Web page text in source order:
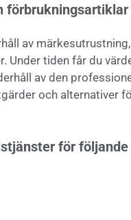
förbrukningsartiklar
av
Under tiden får du
av den
och alternativer
för följande